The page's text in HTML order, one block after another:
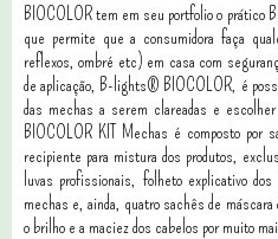
BIOCOLOR tem em seu portfolio o prático
que permite que a consumidora faça
reflexos, ombré etc) em casa com
de aplicação, B-lights® BIOCOLOR, é
das mechas a serem clareadas e
BIOCOLOR KIT Mechas é composto por
recipiente para mistura dos produtos,
luvas profissionais, folheto explicativo
mechas e, ainda, quatro sachês de
o brilho e a maciez dos cabelos por muito